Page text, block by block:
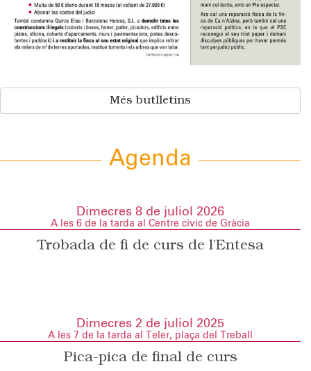
Més butlletins
Agenda
Dimecres 8 de juliol 2026
A les 6 de la tarda al Centre cívic de Gràcia
Trobada de fi de curs de l’Entesa
Dimecres 2 de juliol 2025
A les 7 de la tarda al Teler, plaça del Treball
Pica-pica de final de curs